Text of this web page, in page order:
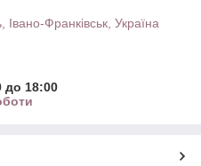
Івано-Франківськ, Україна
до 18:00